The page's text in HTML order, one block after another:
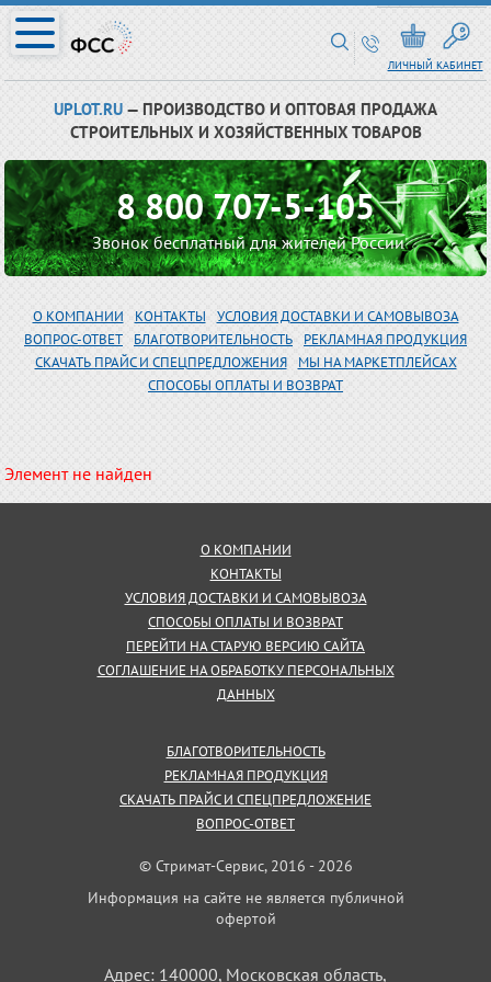
ЛИЧНЫЙ КАБИНЕТ
UPLOT.RU — ПРОИЗВОДСТВО И ОПТОВАЯ ПРОДАЖА
СТРОИТЕЛЬНЫХ И ХОЗЯЙСТВЕННЫХ ТОВАРОВ
8 800 707-5-105
Звонок бесплатный для жителей России
О КОМПАНИИ КОНТАКТЫ
УСЛОВИЯ ДОСТАВКИ И САМОВЫВОЗА
ВОПРОС-ОТВЕТ
БЛАГОТВОРИТЕЛЬНОСТЬ
РЕКЛАМНАЯ ПРОДУКЦИЯ
СКАЧАТЬ ПРАЙС И СПЕЦПРЕДЛОЖЕНИЯ
МЫ НА МАРКЕТПЛЕЙСАХ
СПОСОБЫ ОПЛАТЫ И ВОЗВРАТ
Элемент не найден
О КОМПАНИИ
КОНТАКТЫ
УСЛОВИЯ ДОСТАВКИ И САМОВЫВОЗА
СПОСОБЫ ОПЛАТЫ И ВОЗВРАТ
ПЕРЕЙТИ НА СТАРУЮ ВЕРСИЮ САЙТА
СОГЛАШЕНИЕ НА ОБРАБОТКУ ПЕРСОНАЛЬНЫХ
ДАННЫХ
БЛАГОТВОРИТЕЛЬНОСТЬ
РЕКЛАМНАЯ ПРОДУКЦИЯ
СКАЧАТЬ ПРАЙС И СПЕЦПРЕДЛОЖЕНИЕ
ВОПРОС-ОТВЕТ
© Стримат-Сервис, 2016 - 2026
Информация на сайте не является публичной
офертой
Адрес: 140000, Московская область,